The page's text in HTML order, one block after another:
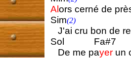
Al ors cerné de
Sim(2)
J'ai cru bon de
Sol Fa#7
De me payer un